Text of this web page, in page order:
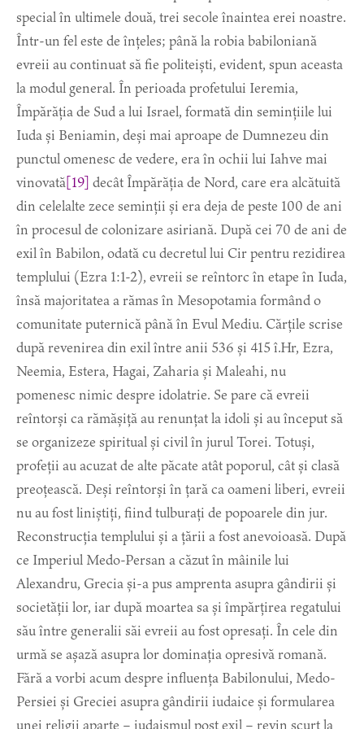
special în ultimele două, trei secole înaintea erei noastre.
Într-un fel este de înțeles; până la robia babiloniană
evreii au continuat să fie politeiști, evident, spun aceasta
la modul general. În perioada profetului Ieremia,
Împărăția de Sud a lui Israel, formată din semințiile lui
Iuda și Beniamin, deși mai aproape de Dumnezeu din
punctul omenesc de vedere, era în ochii lui Iahve mai
vinovată[19] decât Împărăția de Nord, care era alcătuită
din celelalte zece seminții și era deja de peste 100 de ani
în procesul de colonizare asiriană. După cei 70 de ani de
exil în Babilon, odată cu decretul lui Cir pentru rezidirea
templului (Ezra 1:1-2), evreii se reîntorc în etape în Iuda,
însă majoritatea a rămas în Mesopotamia formând o
comunitate puternică până în Evul Mediu. Cărțile scrise
după revenirea din exil între anii 536 și 415 î.Hr, Ezra,
Neemia, Estera, Hagai, Zaharia și Maleahi, nu
pomenesc nimic despre idolatrie. Se pare că evreii
reîntorși ca rămășiță au renunțat la idoli și au început să
se organizeze spiritual și civil în jurul Torei. Totuși,
profeții au acuzat de alte păcate atât poporul, cât și clasă
preoțească. Deși reîntorși în țară ca oameni liberi, evreii
nu au fost liniștiți, fiind tulburați de popoarele din jur.
Reconstrucția templului și a țării a fost anevoioasă. După
ce Imperiul Medo-Persan a căzut în mâinile lui
Alexandru, Grecia și-a pus amprenta asupra gândirii și
societății lor, iar după moartea sa și împărțirea regatului
său între generalii săi evreii au fost opresați. În cele din
urmă se așază asupra lor dominația opresivă romană.
Fără a vorbi acum despre influența Babilonului, Medo-
Persiei și Greciei asupra gândirii iudaice și formularea
unei religii aparte ­– iudaismul post exil – revin scurt la